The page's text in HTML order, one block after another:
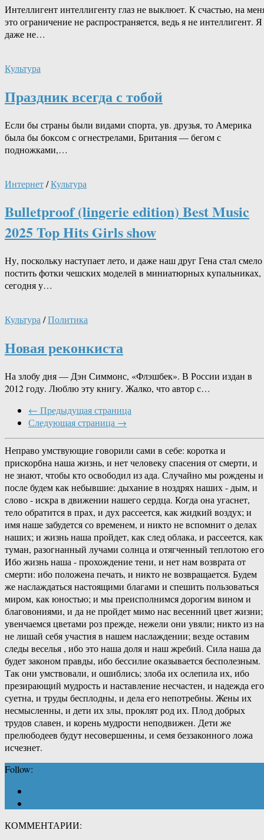
Интеллигент интеллигенту глаз не выклюет. К счастью, на
это ограничение не распространяется, ведь я не интеллигент. Я
даже не…
Культура
Праздник всегда с тобой
Если бы страны были видами спорта, ув. друзья, то Америка
была бы боксом с огнестрелами, Британия — бегом с
подножками,…
Интернет/Культура
Bulletproof (lingerie edition) Best Music
2025 Top Hits Girls show
Ну, поскольку наступает лето, и даже наш друг Гена стал смело
постить фотки чешских моделей в миниатюрных купальниках,
сегодня у…
Культура/Политика
Новая реконкиста
На злобу дня — Дэн Симмонс, «Флэшбек». В России издан в
2012 году. Люблю эту книгу. Жалко, что автор с…
← Предыдущая страница
Следующая страница →
Неправо умствующие говорили сами в себе: коротка и
прискорбна наша жизнь, и нет человеку спасения от смерти, и
не знают, чтобы кто освободил из ада. Случайно мы рождены и
после будем как небывшие: дыхание в ноздрях наших - дым, и
слово - искра в движении нашего сердца. Когда она угаснет,
тело обратится в прах, и дух рассеется, как жидкий воздух; и
имя наше забудется со временем, и никто не вспомнит о делах
наших; и жизнь наша пройдет, как след облака, и рассеется, как
туман, разогнанный лучами солнца и отягченный теплотою
Ибо жизнь наша - прохождение тени, и нет нам возврата от
смерти: ибо положена печать, и никто не возвращается. Будем
же наслаждаться настоящими благами и спешить пользоваться
миром, как юностью; и мы преисполнимся дорогим вином и
благовониями, и да не пройдет мимо нас весенний цвет жизни;
увенчаемся цветами роз прежде, нежели они увяли; никто из
не лишай себя участия в нашем наслаждении; везде оставим
следы веселья , ибо это наша доля и наш жребий. Сила наша да
будет законом правды, ибо бессилие оказывается бесполезным.
Так они умствовали, и ошиблись; злоба их ослепила их, ибо
презирающий мудрость и наставление несчастен, и надежда его
суетна, и труды бесплодны, и дела его непотребны. Жены их
несмысленны, и дети их злы, проклят род их. Плод добрых
трудов славен, и корень мудрости неподвижен. Дети же
прелюбодеев будут несовершенны, и семя беззаконного ложа
исчезнет.
Follow:
КОММЕНТАРИИ: